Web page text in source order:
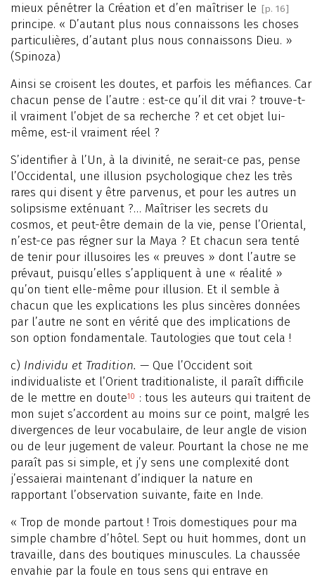
mieux pénétrer la Création et d’en maîtriser le [p. 16]
principe. « D’autant plus nous connaissons les choses
particulières, d’autant plus nous connaissons Dieu. »
(Spinoza)
Ainsi se croisent les doutes, et parfois les méfiances. Car
chacun pense de l’autre : est-ce qu’il dit vrai ? trouve-t-
il vraiment l’objet de sa recherche ? et cet objet lui-
même, est-il vraiment réel ?
S’identifier à l’Un, à la divinité, ne serait-ce pas, pense
l’Occidental, une illusion psychologique chez les très
rares qui disent y être parvenus, et pour les autres un
solipsisme exténuant ?… Maîtriser les secrets du
cosmos, et peut-être demain de la vie, pense l’Oriental,
n’est-ce pas régner sur la Maya ? Et chacun sera tenté
de tenir pour illusoires les « preuves » dont l’autre se
prévaut, puisqu’elles s’appliquent à une « réalité »
qu’on tient elle-même pour illusion. Et il semble à
chacun que les explications les plus sincères données
par l’autre ne sont en vérité que des implications de
son option fondamentale. Tautologies que tout cela !
c) Individu et Tradition. — Que l’Occident soit
individualiste et l’Orient traditionaliste, il paraît difficile
de le mettre en doute10
: tous les auteurs qui traitent de
mon sujet s’accordent au moins sur ce point, malgré les
divergences de leur vocabulaire, de leur angle de vision
ou de leur jugement de valeur. Pourtant la chose ne me
paraît pas si simple, et j’y sens une complexité dont
j’essaierai maintenant d’indiquer la nature en
rapportant l’observation suivante, faite en Inde.
« Trop de monde partout ! Trois domestiques pour ma
simple chambre d’hôtel. Sept ou huit hommes, dont un
travaille, dans des boutiques minuscules. La chaussée
envahie par la foule en tous sens qui entrave en